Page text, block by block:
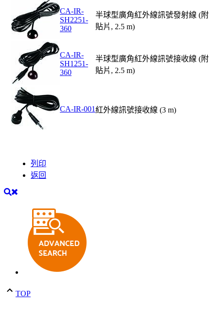
CA-IR-
SH2251-
360
半球型廣角紅外線訊號發射線 (附
貼片, 2.5 m)
CA-IR-
SH1251-
360
半球型廣角紅外線訊號接收線 (附
貼片, 2.5 m)
CA-IR-001紅外線訊號接收線 (3 m)
列印
返回
TOP